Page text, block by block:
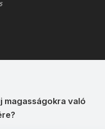
magasságokra való